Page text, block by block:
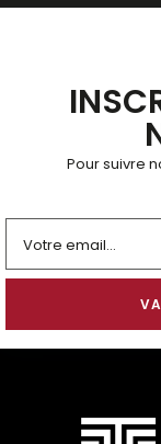
Pour suivre
Alternative: